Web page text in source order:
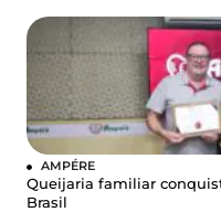
AMPÉRE
Queijaria familiar
Brasil